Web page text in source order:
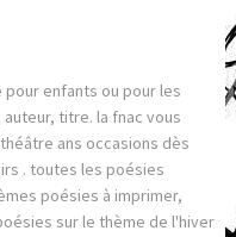
enfants ou pour les
titre. la fnac vous
ans occasions dès
. toutes les poésies
poésies à imprimer,
sur le thème de l'hiver